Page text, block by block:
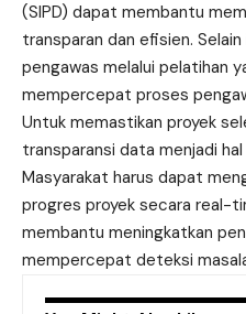
(SIPD) dapat membantu
transparan dan efisien.
pengawas melalui pelatihan
mempercepat proses
Untuk memastikan proyek
transparansi data menjadi
Masyarakat harus dapat
progres proyek secara real-
membantu meningkatkan
mempercepat deteksi